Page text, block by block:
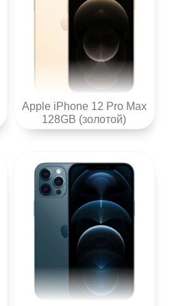
Apple iPhone 12 Pro Max
128GB (золотой)